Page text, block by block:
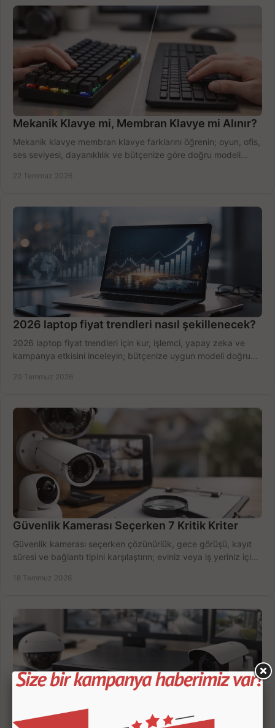
Mekanik Klavye mi, Membran Klavye mi Alınır?
Mekanik klavye membran klavye farklarını öğrenin; oyun, ofis,
ses seviyesi, dayanıklılık ve bütçenize göre doğru modeli
22 Temmuz 2026
2026 laptop fiyat trendleri nasıl şekillenecek?
2026 laptop fiyat trendleri için kur, işlemci, yapay zeka ve
kampanya etkisini inceleyin; bütçenize uygun modeli doğru
20 Temmuz 2026
Güvenlik Kamerası Seçerken 7 Kritik Kriter
Güvenlik kamerası seçerken çözünürlük, gece görüşü, kayıt
süresi ve bağlantı tipini karşılaştırın; eviniz veya iş yeriniz için
18 Temmuz 2026